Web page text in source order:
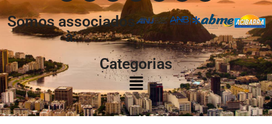
Somos associados
à:
Categorias